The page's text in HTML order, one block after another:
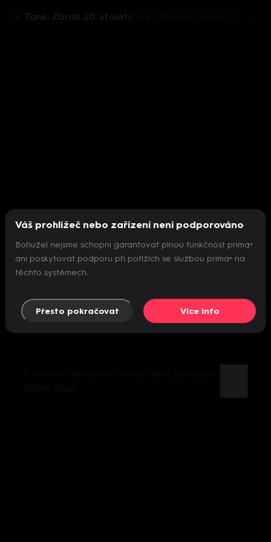
Tank: Zbraň 20. století
Nepodařilo se inicializovat přehrávač
Váš prohlížeč nebo zařízení není podporováno
Bohužel nejsme schopni garantovat plnou funkčnost prima+
ani poskytovat podporu při potížích se službou prima+ na
těchto systémech.
Přesto pokračovat Více info